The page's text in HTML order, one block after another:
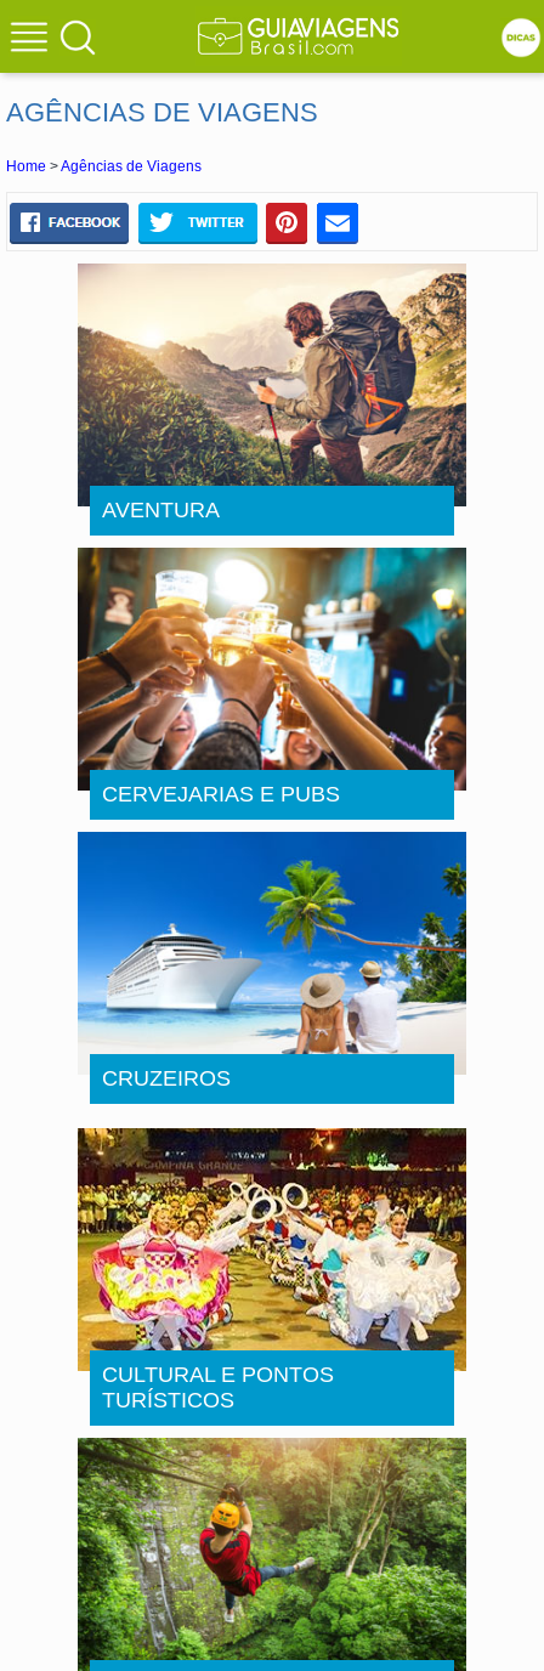
AGÊNCIAS DE VIAGENS
Home >Agências de Viagens
AVENTURA
CERVEJARIAS E PUBS
CRUZEIROS
CULTURAL E PONTOS
TURÍSTICOS